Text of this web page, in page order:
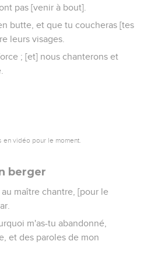
pas [venir à bout].
butte, et que tu coucheras [tes
leurs visages.
; [et] nous chanterons et
vidéo pour le moment.
berger
maître chantre, [pour le
m'as-tu abandonné,
et des paroles de mon